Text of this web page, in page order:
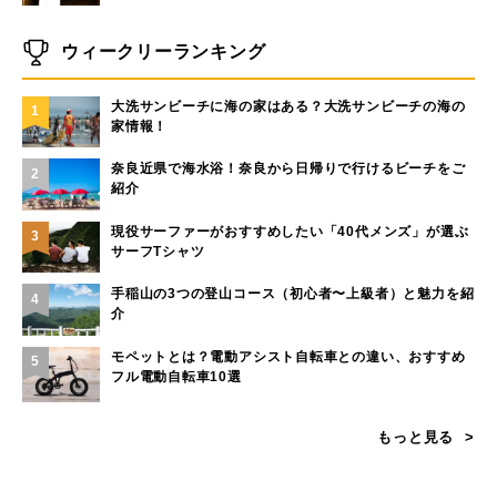
ウィークリーランキング
1
大洗サンビーチに海の家はある？大洗サンビーチの海の
家情報！
2
奈良近県で海水浴！奈良から日帰りで行けるビーチをご
紹介
3
現役サーファーがおすすめしたい「40代メンズ」が選ぶ
サーフTシャツ
4
手稲山の3つの登山コース（初心者〜上級者）と魅力を紹
介
5
モペットとは？電動アシスト自転車との違い、おすすめ
フル電動自転車10選
もっと見る